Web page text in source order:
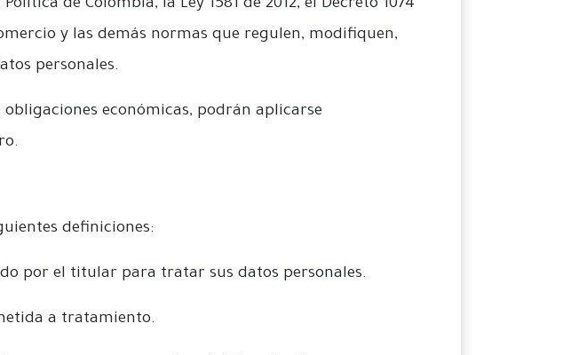
de Colombia, la Ley 1581 de 2012, el Decreto 1074
y las demás normas que regulen, modifiquen,
personales.
económicas, podrán aplicarse
definiciones:
por el titular para tratar sus datos personales.
a tratamiento.